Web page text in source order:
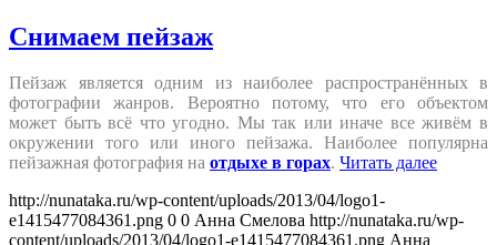
Снимаем пейзаж
Пейзаж является одним из наиболее распространённых в
фотографии жанров. Вероятно потому, что его объектом
может быть всё что угодно. Мы так или иначе все живём в
окружении того или иного пейзажа. Наиболее популярна
пейзажная фотография на отдыхе в горах. Читать далее
http://nunataka.ru/wp-content/uploads/2013/04/logo1-
e1415477084361.png 0 0 Анна Смелова http://nunataka.ru/wp-
content/uploads/2013/04/logo1-e1415477084361.png Анна